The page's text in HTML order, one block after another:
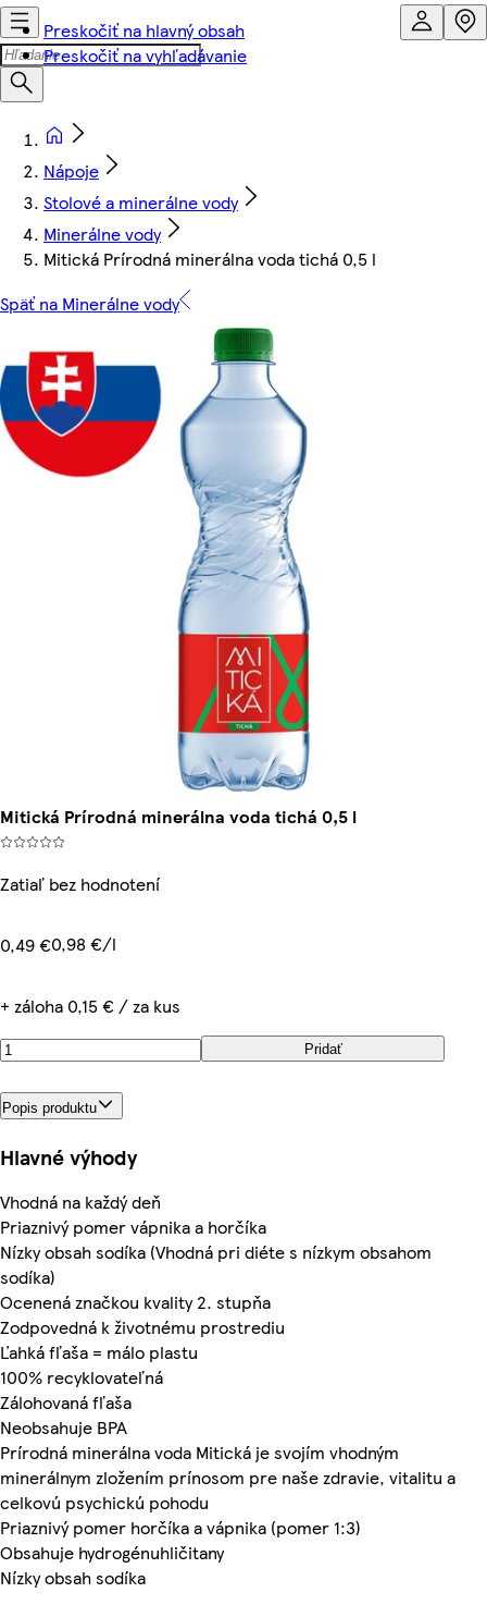
Preskočiť na hlavný obsah
Preskočiť na vyhľadávanie
Nápoje
Stolové a minerálne vody
Minerálne vody
Mitická Prírodná minerálna voda tichá 0,5 l
Späť na Minerálne vody
Mitická Prírodná minerálna voda tichá 0,5 l
Zatiaľ bez hodnotení
0,49 €0,98 €/l
+ záloha 0,15 € / za kus
Pridať
Popis produktu
Hlavné výhody
Vhodná na každý deň
Priaznivý pomer vápnika a horčíka
Nízky obsah sodíka (Vhodná pri diéte s nízkym obsahom
sodíka)
Ocenená značkou kvality 2. stupňa
Zodpovedná k životnému prostrediu
Ľahká fľaša = málo plastu
100% recyklovateľná
Zálohovaná fľaša
Neobsahuje BPA
Prírodná minerálna voda Mitická je svojím vhodným
minerálnym zložením prínosom pre naše zdravie, vitalitu a
celkovú psychickú pohodu
Priaznivý pomer horčíka a vápnika (pomer 1:3)
Obsahuje hydrogénuhličitany
Nízky obsah sodíka